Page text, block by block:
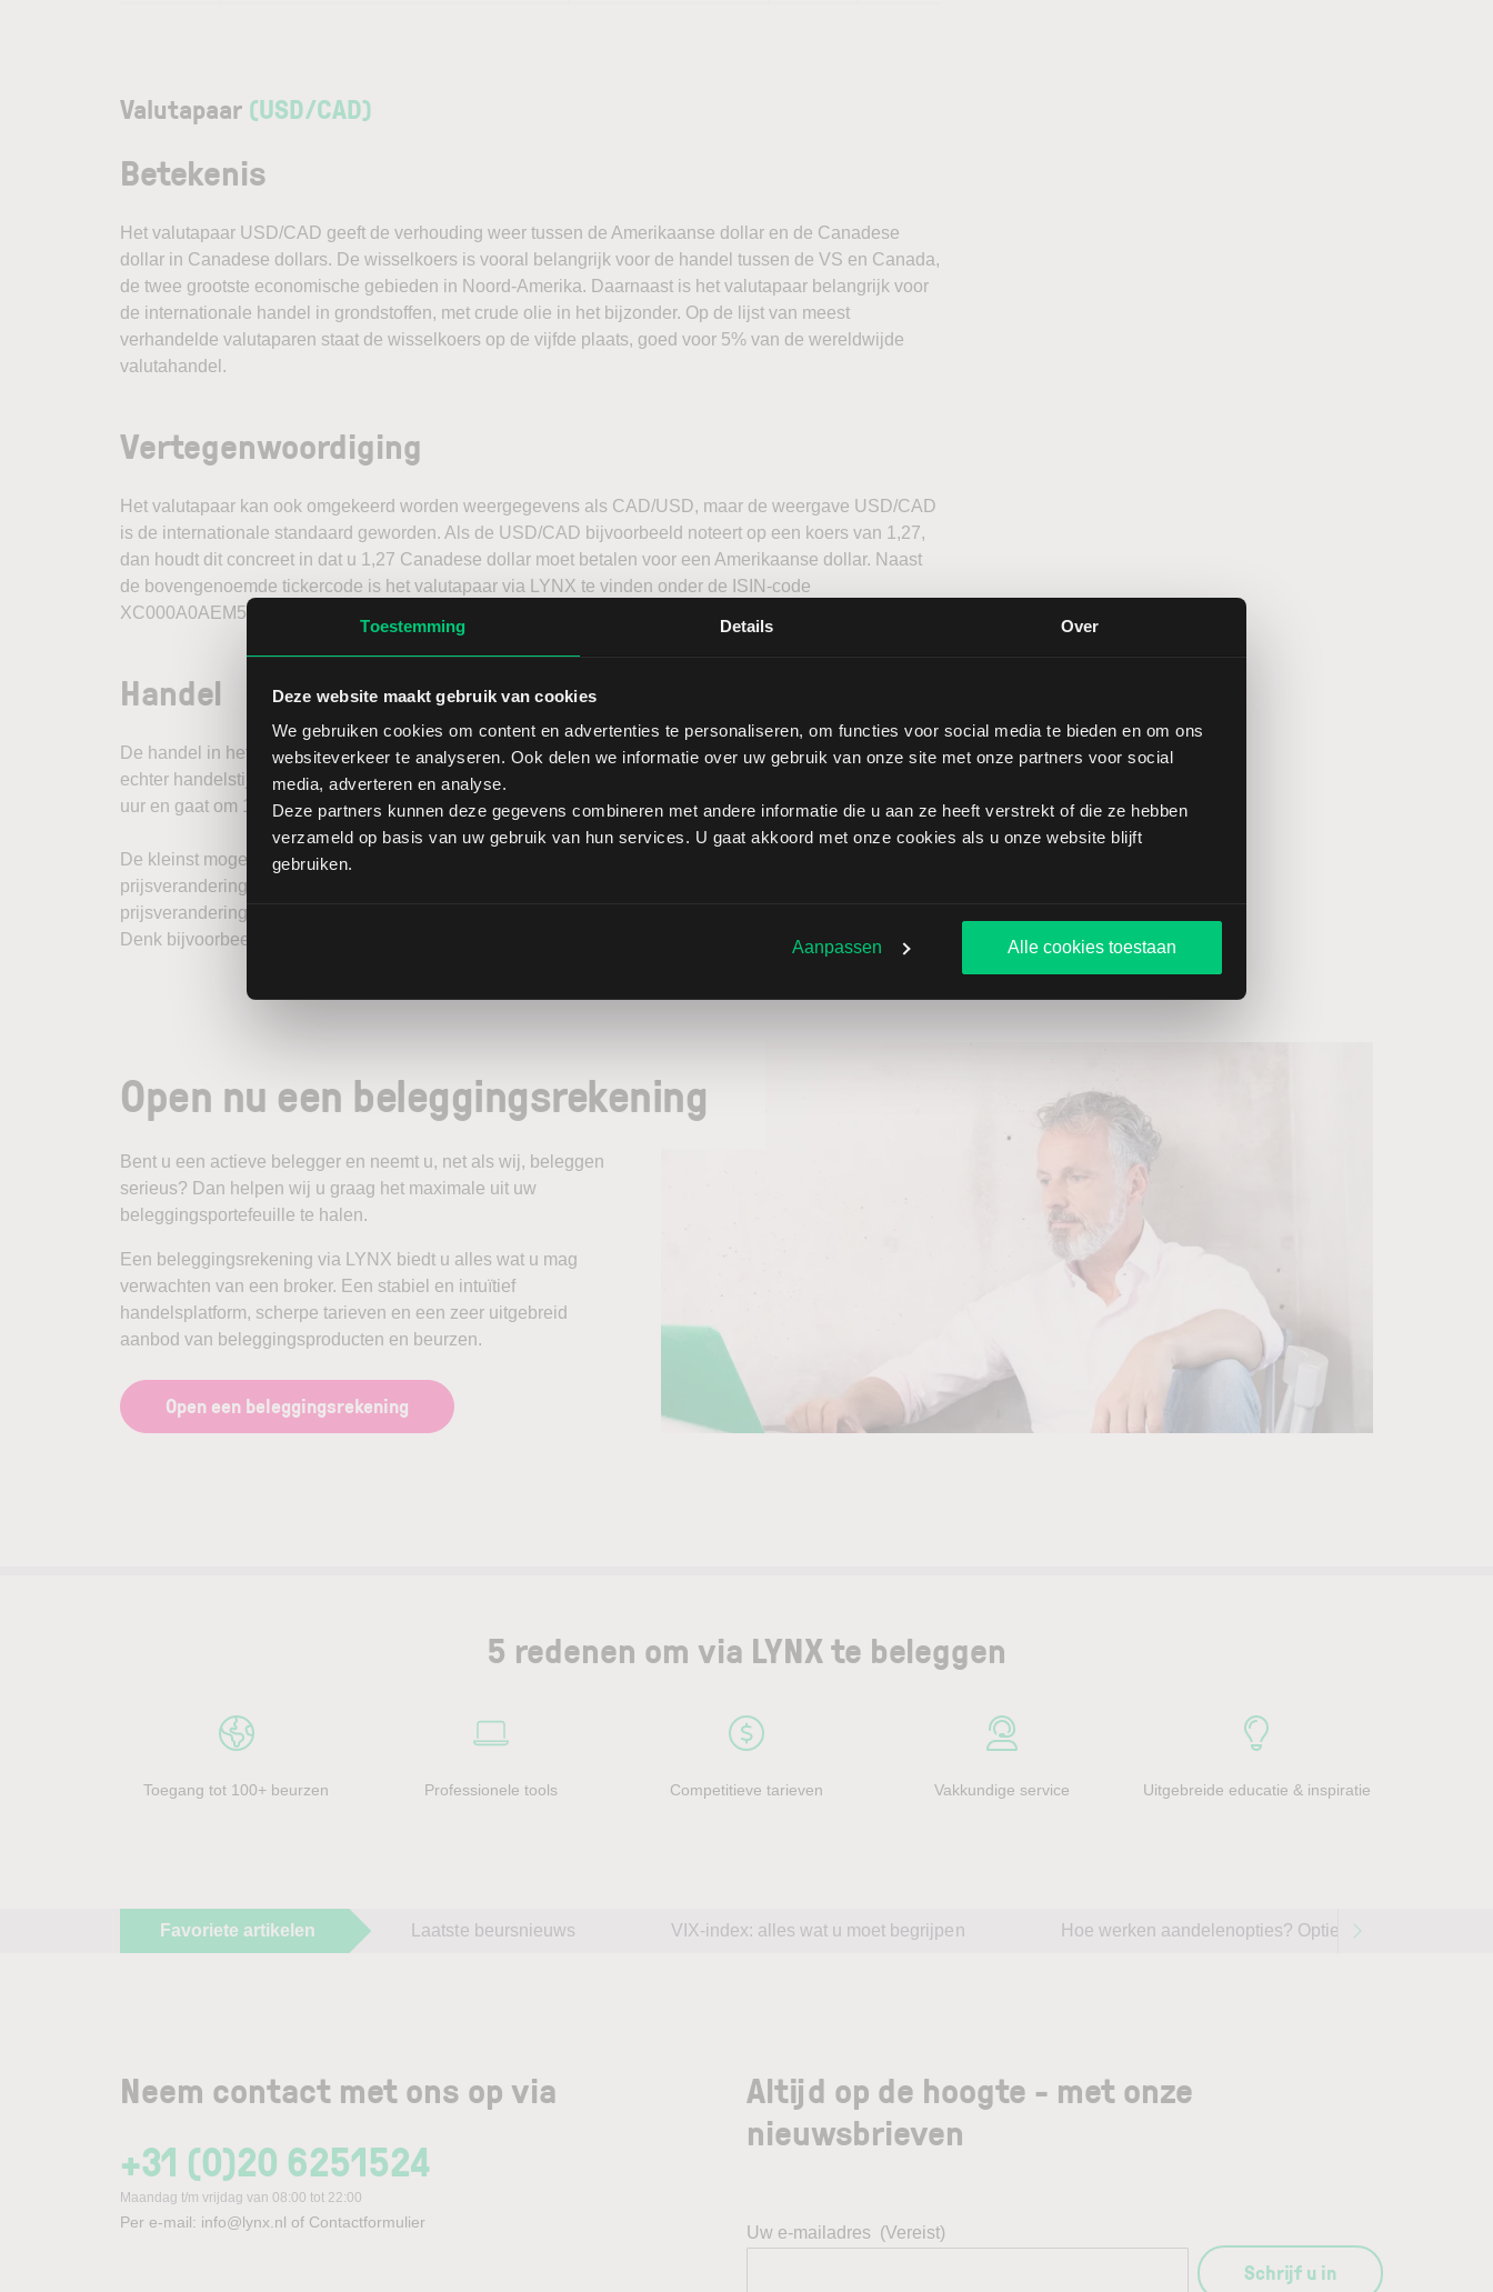
Toestemming Details Over
Deze website maakt gebruik van cookies
We gebruiken cookies om content en advertenties te personaliseren, om functies voor social media te bieden en om ons
websiteverkeer te analyseren. Ook delen we informatie over uw gebruik van onze site met onze partners voor social
media, adverteren en analyse.
Deze partners kunnen deze gegevens combineren met andere informatie die u aan ze heeft verstrekt of die ze hebben
verzameld op basis van uw gebruik van hun services. U gaat akkoord met onze cookies als u onze website blijft
gebruiken.
Aanpassen Alle cookies toestaan
Valutapaar (USD/CAD)
Betekenis
Het valutapaar USD/CAD geeft de verhouding weer tussen de Amerikaanse dollar en de Canadese
dollar in Canadese dollars. De wisselkoers is vooral belangrijk voor de handel tussen de VS en Canada,
de twee grootste economische gebieden in Noord-Amerika. Daarnaast is het valutapaar belangrijk voor
de internationale handel in grondstoffen, met crude olie in het bijzonder. Op de lijst van meest
verhandelde valutaparen staat de wisselkoers op de vijfde plaats, goed voor 5% van de wereldwijde
valutahandel.
Vertegenwoordiging
Het valutapaar kan ook omgekeerd worden weergegevens als CAD/USD, maar de weergave USD/CAD
is de internationale standaard geworden. Als de USD/CAD bijvoorbeeld noteert op een koers van 1,27,
dan houdt dit concreet in dat u 1,27 Canadese dollar moet betalen voor een Amerikaanse dollar. Naast
de bovengenoemde tickercode is het valutapaar via LYNX te vinden onder de ISIN-code
XC000A0AEM51.
Handel
De handel in het valutapaar vindt 24 uur per dag plaats. Vanwege de verschillende tijdzones zijn er
echter handelstijden waarbij het handelsvolume relatief hoger ligt. De Europese handel begint om 08:00
uur en gaat om 13:00 uur over in de Noord-Amerikaanse handel, deze duurt tot 22:00 uur.
De kleinst mogelijke verandering op de futuremarkten is 1 PIP (Percentage In Points), wat een minimale
prijsverandering van 0,0001 betekent. Op de interbancaire markt zijn echter nog kleinere
prijsveranderingen mogelijk. Dit maakt het mogelijk om tegen 5 getallen achter de komma te handelen.
Denk bijvoorbeeld aan een uitvoering op de koers 1,27305.
Open nu een beleggingsrekening
Bent u een actieve belegger en neemt u, net als wij, beleggen
serieus? Dan helpen wij u graag het maximale uit uw
beleggingsportefeuille te halen.
Een beleggingsrekening via LYNX biedt u alles wat u mag
verwachten van een broker. Een stabiel en intuïtief
handelsplatform, scherpe tarieven en een zeer uitgebreid
aanbod van beleggingsproducten en beurzen.
Open een beleggingsrekening
5 redenen om via LYNX te beleggen
Toegang tot 100+ beurzen Professionele tools Competitieve tarieven Vakkundige service Uitgebreide educatie & inspiratie
Favoriete artikelen Laatste beursnieuws VIX-index: alles wat u moet begrijpen Hoe werken aandelenopties? Opties handelen op
Neem contact met ons op via
+31 (0)20 6251524
Maandag t/m vrijdag van 08:00 tot 22:00
Per e-mail: info@lynx.nl of Contactformulier
Altijd op de hoogte - met onze
nieuwsbrieven
Uw e-mailadres (Vereist)
Schrijf u in